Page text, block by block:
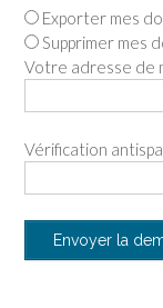
Exporter mes
Supprimer mes
Votre adresse de
Vérification